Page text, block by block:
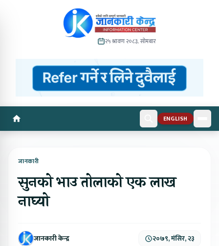
२५ श्रावण २०८३, सोमबार
ENGLISH
जानकारी
सुनको भाउ तोलाको एक लाख
नाघ्यो
जानकारी केन्द्र २०७९, मंसिर, २३